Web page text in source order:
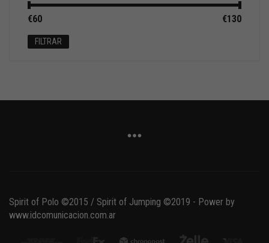
Precio
Precio
FILTRAR
€60 €130
Spirit of Polo ©2015 / Spirit of Jumping ©2019 - Power by
www.idcomunicacion.com.ar